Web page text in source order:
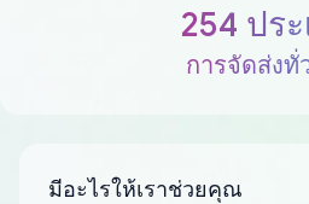
254 ปร
การจัดส่งทั่
มีอะไรให้เราช่วยคุณ